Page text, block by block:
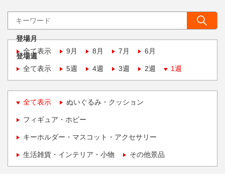
登場月
全て表示
9月 8月 7月 6月
登場週
全て表示
5週 4週 3週 2週 1週
全て表示 ぬいぐるみ・クッション
フィギュア・ホビー
キーホルダー・マスコット・アクセサリー
生活雑貨・インテリア・小物 その他景品